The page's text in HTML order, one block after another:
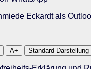
Eckardt als
A+ Standard-Darstellung